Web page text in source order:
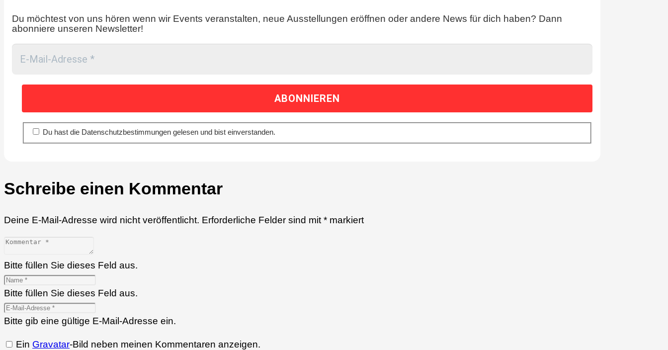
Du möchtest von uns hören wenn wir Events veranstalten, neue Ausstellungen eröffnen oder andere News für dich haben? Dann
abonniere unseren Newsletter!
Du hast die Datenschutzbestimmungen gelesen und bist einverstanden.
Schreibe einen Kommentar
Deine E-Mail-Adresse wird nicht veröffentlicht. Erforderliche Felder sind mit * markiert
Bitte füllen Sie dieses Feld aus.
Bitte füllen Sie dieses Feld aus.
Bitte gib eine gültige E-Mail-Adresse ein.
Ein Gravatar-Bild neben meinen Kommentaren anzeigen.